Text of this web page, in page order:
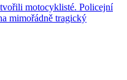
motocyklisté. Policejní
mimořádně tragický